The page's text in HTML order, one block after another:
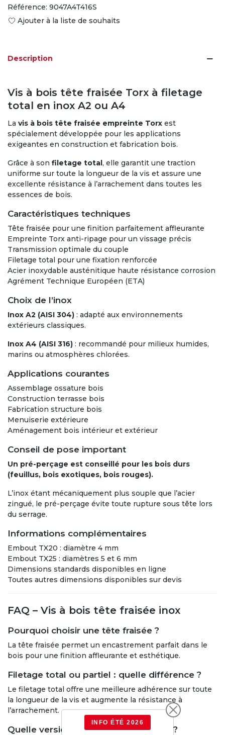
Référence: 9047A4T416S
Ajouter à la liste de souhaits
Description
Vis à bois tête fraisée Torx à filetage
total en inox A2 ou A4
La vis à bois tête fraisée empreinte Torx est
spécialement développée pour les applications
exigeantes en construction et fabrication bois.
Grâce à son filetage total, elle garantit une traction
uniforme sur toute la longueur de la vis et assure une
excellente résistance à l’arrachement dans toutes les
essences de bois.
Caractéristiques techniques
Tête fraisée pour une finition parfaitement affleurante
Empreinte Torx anti-ripage pour un vissage précis
Transmission optimale du couple
Filetage total pour une fixation renforcée
Acier inoxydable austénitique haute résistance corrosion
Agrément Technique Européen (ETA)
Choix de l’inox
Inox A2 (AISI 304) : adapté aux environnements
extérieurs classiques.
Inox A4 (AISI 316) : recommandé pour milieux humides,
marins ou atmosphères chlorées.
Applications courantes
Assemblage ossature bois
Construction terrasse bois
Fabrication structure bois
Menuiserie extérieure
Aménagement bois intérieur et extérieur
Conseil de pose important
Un pré-perçage est conseillé pour les bois durs
(feuillus, bois exotiques, bois rouges).
L’inox étant mécaniquement plus souple que l’acier
zingué, le pré-perçage évite toute rupture sous tête lors
du serrage.
Informations complémentaires
Embout TX20 : diamètre 4 mm
Embout TX25 : diamètres 5 et 6 mm
Dimensions standards disponibles en ligne
Toutes autres dimensions disponibles sur devis
FAQ – Vis à bois tête fraisée inox
Pourquoi choisir une tête fraisée ?
La tête fraisée permet un encastrement parfait dans le
bois pour une finition affleurante et esthétique.
Filetage total ou partiel : quelle différence ?
Le filetage total offre une meilleure adhérence sur toute
la longueur de la vis et augmente la résistance à
l’arrachement.
Quelle version choisir entre A2 et A4 ?
INFO ÉTÉ 2026